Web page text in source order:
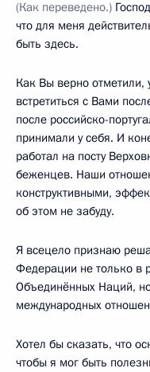
(Как переведено.)
что для меня
быть здесь.
Как Вы верно отметили,
встретиться с Вами
после российско-
принимали у себя. И
работал на посту
беженцев. Наши
конструктивными,
об этом не забуду.
Я всецело признаю
Федерации не только в
Объединённых Наций,
международных
Хотел бы сказать, что
чтобы я мог быть